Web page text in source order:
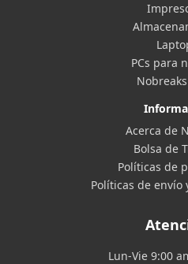
PCs para
Acerca de
Bolsa de
Políticas de
Políticas de envío
Lun-Vie 9:00